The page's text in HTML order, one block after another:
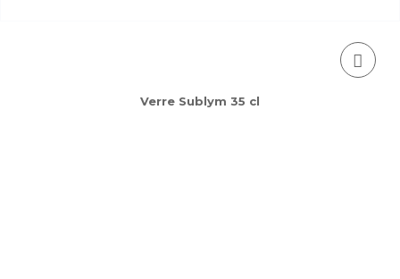
Verre Sublym 35 cl